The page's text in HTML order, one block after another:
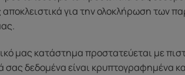
για την ολοκλήρωση των
μας κατάστημα προστατεύεται με
σας δεδομένα είναι κρυπτογραφημένα